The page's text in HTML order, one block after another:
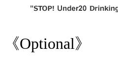
《Optional》